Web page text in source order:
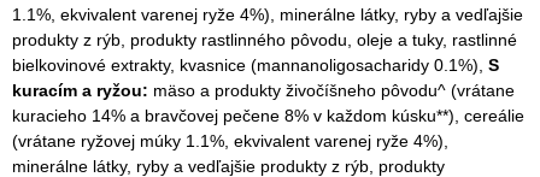
1.1%, ekvivalent varenej ryže 4%), minerálne látky, ryby a vedľajšie
produkty z rýb, produkty rastlinného pôvodu, oleje a tuky, rastlinné
bielkovinové extrakty, kvasnice (mannanoligosacharidy 0.1%), S
kuracím a ryžou: mäso a produkty živočíšneho pôvodu^ (vrátane
kuracieho 14% a bravčovej pečene 8% v každom kúsku**), cereálie
(vrátane ryžovej múky 1.1%, ekvivalent varenej ryže 4%),
minerálne látky, ryby a vedľajšie produkty z rýb, produkty